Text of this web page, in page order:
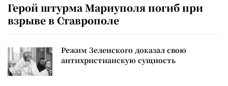
Герой штурма Мариуполя погиб при
взрыве в Ставрополе
Режим Зеленского доказал свою
антихристианскую сущность